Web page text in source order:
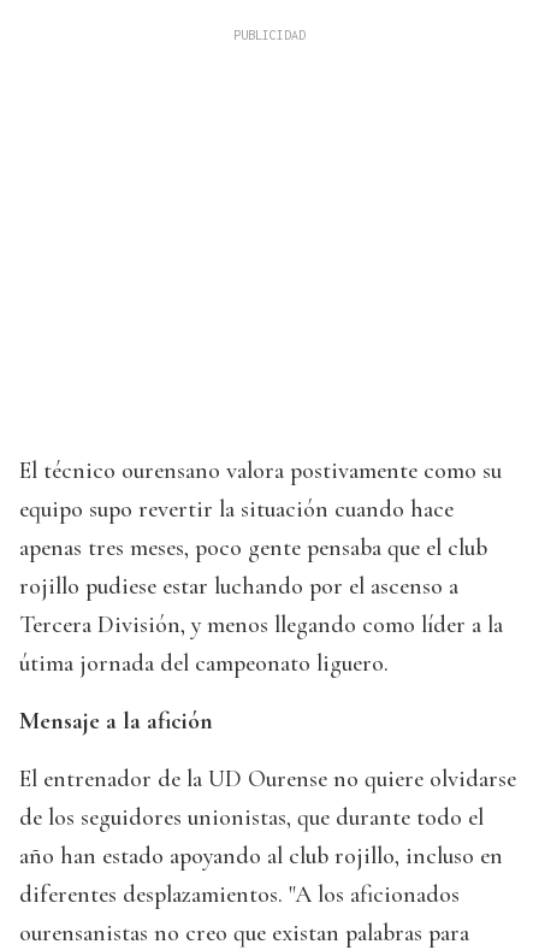
El técnico ourensano valora postivamente como su
equipo supo revertir la situación cuando hace
apenas tres meses, poco gente pensaba que el club
rojillo pudiese estar luchando por el ascenso a
Tercera División, y menos llegando como líder a la
útima jornada del campeonato liguero.
Mensaje a la afición
El entrenador de la UD Ourense no quiere olvidarse
de los seguidores unionistas, que durante todo el
año han estado apoyando al club rojillo, incluso en
diferentes desplazamientos. "A los aficionados
ourensanistas no creo que existan palabras para